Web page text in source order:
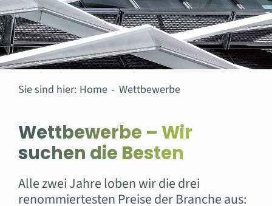
Sie sind hier: Home Wettbewerbe
Wettbewerbe – Wir
suchen die Besten
Alle zwei Jahre loben wir die drei
renommiertesten Preise der Branche aus: